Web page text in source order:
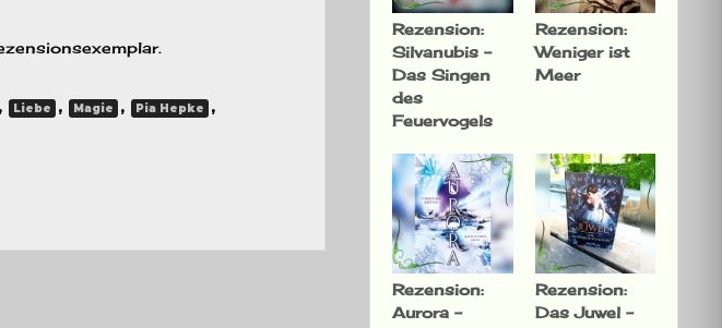
, Liebe , Magie , Pia Hepke ,
Rezension:
Silvanubis –
Das Singen
des
Feuervogels
Rezension:
Weniger ist
Meer
Rezension:
Aurora –
Rezension:
Das Juwel –